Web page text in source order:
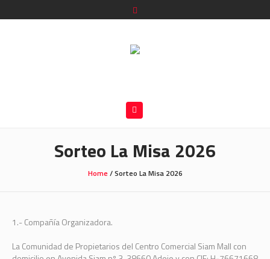
Sorteo La Misa 2026
Home/Sorteo La Misa 2026
1.- Compañía Organizadora.
La Comunidad de Propietarios del Centro Comercial Siam Mall con